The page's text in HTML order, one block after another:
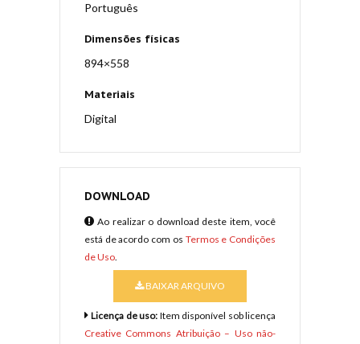
Português
Dimensões físicas
894×558
Materiais
Digital
DOWNLOAD
Ao realizar o download deste item, você
está de acordo com os Termos e Condições
de Uso.
BAIXAR ARQUIVO
Licença de uso: Item disponível sob licença
Creative Commons Atribuição – Uso não-